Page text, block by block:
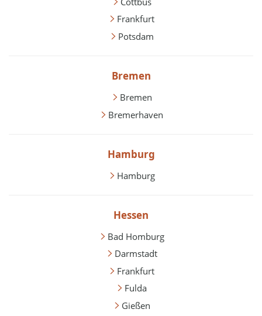
Frankfurt
Potsdam
Bremen
Bremen
Bremerhaven
Hamburg
Hamburg
Hessen
Bad Homburg
Darmstadt
Frankfurt
Fulda
Gießen